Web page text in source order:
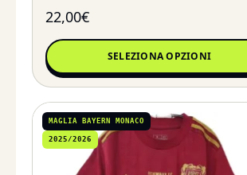
22,00€
SELEZIONA OPZIONI
MAGLIA BAYERN MONACO
2025/2026